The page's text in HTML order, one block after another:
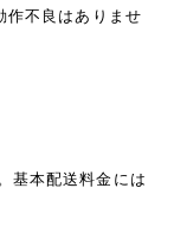
作不良はありませ
基本配送料金には